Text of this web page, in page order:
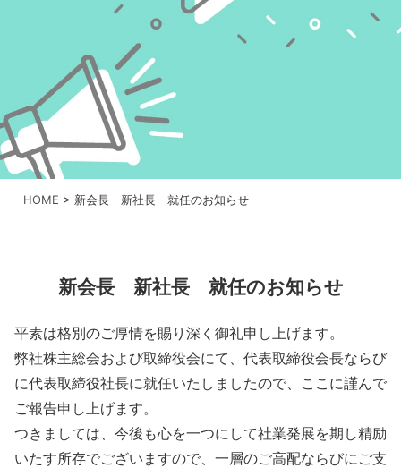
HOME > 新会長 新社長 就任のお知らせ
新会長 新社長 就任のお知らせ
平素は格別のご厚情を賜り深く御礼申し上げます。
弊社株主総会および取締役会にて、代表取締役会長ならび
に代表取締役社長に就任いたしましたので、ここに謹んで
ご報告申し上げます。
つきましては、今後も心を一つにして社業発展を期し精励
いたす所存でございますので、一層のご高配ならびにご支